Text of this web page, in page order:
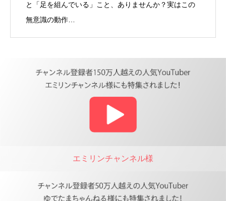
と「足を組んでいる」こと、ありませんか？実はこの
無意識の動作…
エミリンチャンネル様